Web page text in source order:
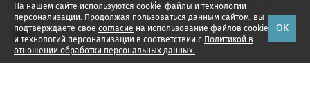
На нашем сайте используются cookie-файлы и технологии
персонализации. Продолжая пользоваться данным сайтом, вы
подтверждаете свое согласие на использование файлов cookie
и технологий персонализации в соответствии с Политикой в
отношении обработки персональных данных.
ОК
2026